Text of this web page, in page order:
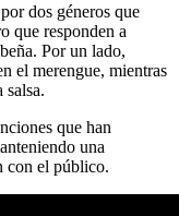
dos géneros que
que responden a
Por un lado,
el merengue, mientras
salsa.
que han
una
con el público.